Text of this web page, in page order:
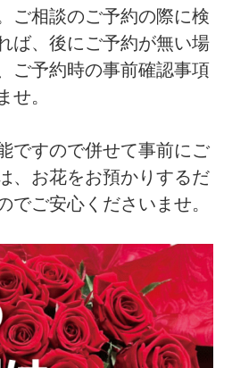
ご相談のご予約の際に検
ば、後にご予約が無い場
ご予約時の事前確認事項
せ。
ですので併せて事前にご
、お花をお預かりするだ
でご安心くださいませ。